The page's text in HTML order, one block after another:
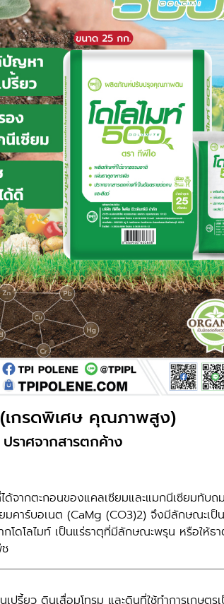
เกรดพิเศษ คุณภาพสูง)
: ปราศจากสารตกค้าง
ากตะกอนของแคลเซียมและแมกนีเซียมทับถ
มคาร์บอเนต (CaMg (CO3)2) จึงมีลักษณะเป็
โดโลไมท์ เป็นแร่ธาตุที่มีลักษณะพรุน หรือให้ธ
ยว ดินเสื่อมโทรม และดินที่ใช้ทำการเกษตรเ